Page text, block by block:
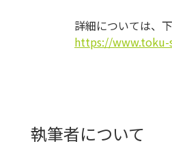
詳細については、
https://www.toku-
執筆者について